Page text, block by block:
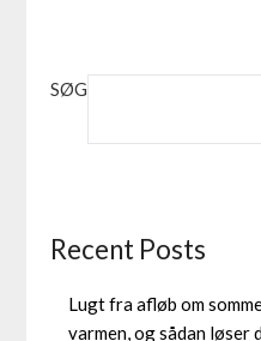
SØG
Recent Posts
Lugt fra afløb om
varmen, og sådan løser